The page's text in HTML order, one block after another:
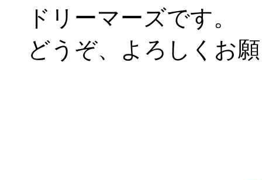
ドリーマーズです。
どうぞ、よろしくお